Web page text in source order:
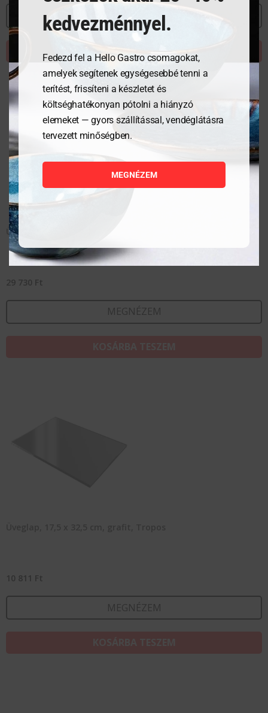
MEGNÉZEM
KOSÁRBA TESZEM
Üveglap GN1/1, átlátszó, Tropos
29 730 Ft
MEGNÉZEM
10 811 Ft
MEGNÉZEM
kedvezménnyel.
Fedezd fel a Hello Gastro csomagokat,
amelyek segítenek egységesebbé tenni a
terítést, frissíteni a készletet és
költséghatékonyan pótolni a hiányzó
elemeket — gyors szállítással, vendéglátásra
tervezett minőségben.
MEGNÉZEM